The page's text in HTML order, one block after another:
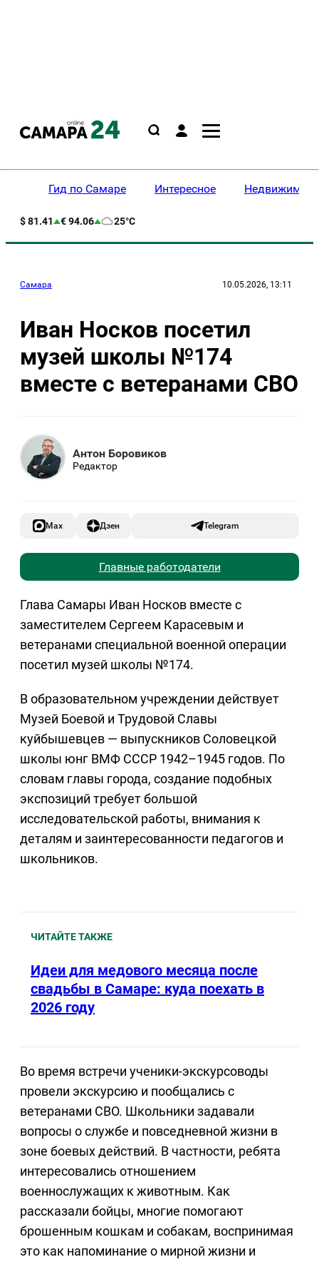
Гид по Самаре Интересное
$ 81.41 € 94.06 25°C
Самара 10.05.2026, 13:11
Иван Носков посетил
музей школы №174
вместе с ветеранами СВО
Антон Боровиков
Редактор
Max Дзен Telegram
Главные работодатели
Глава Самары Иван Носков вместе с
заместителем Сергеем Карасевым и
ветеранами специальной военной операции
посетил музей школы №174.
В образовательном учреждении действует
Музей Боевой и Трудовой Славы
куйбышевцев — выпускников Соловецкой
школы юнг ВМФ СССР 1942–1945 годов. По
словам главы города, создание подобных
экспозиций требует большой
исследовательской работы, внимания к
деталям и заинтересованности педагогов и
школьников.
ЧИТАЙТЕ ТАКЖЕ
Идеи для медового месяца после
свадьбы в Самаре: куда поехать в
2026 году
Во время встречи ученики-экскурсоводы
провели экскурсию и пообщались с
ветеранами СВО. Школьники задавали
вопросы о службе и повседневной жизни в
зоне боевых действий. В частности, ребята
интересовались отношением
военнослужащих к животным. Как
рассказали бойцы, многие помогают
брошенным кошкам и собакам, воспринимая
это как напоминание о мирной жизни и